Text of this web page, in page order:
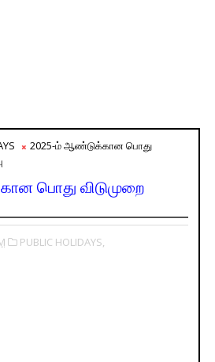
2025-ம் ஆண்டுக்கான பொது
பொது விடுமுறை
PUBLIC HOLIDAYS,